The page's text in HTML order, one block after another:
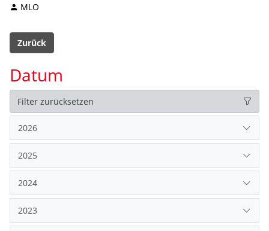
MLO
Zurück
Datum
Filter zurücksetzen
2026
2025
2024
2023